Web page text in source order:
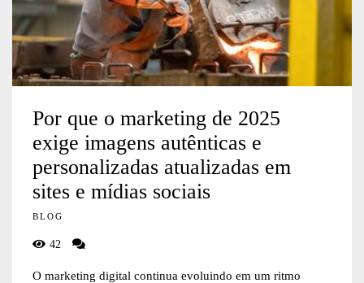
Por que o marketing de 2025
exige imagens autênticas e
personalizadas atualizadas em
sites e mídias sociais
BLOG
42
O marketing digital continua evoluindo em um ritmo